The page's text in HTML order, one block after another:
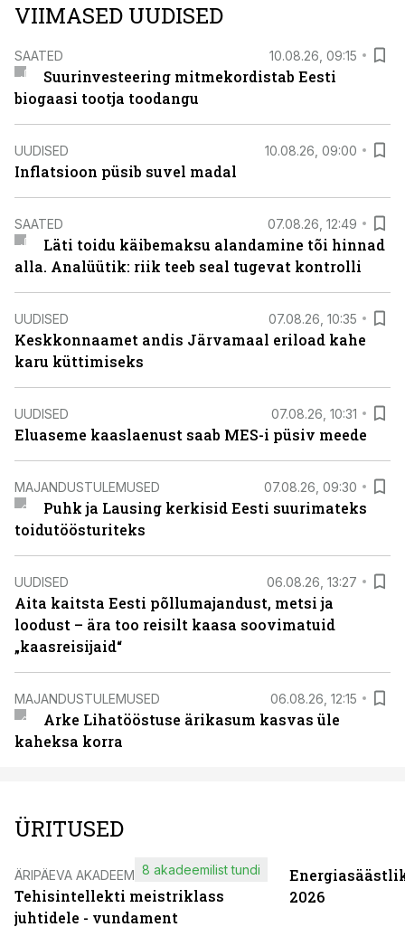
VIIMASED UUDISED
SAATED 10.08.26, 09:15
Suurinvesteering mitmekordistab Eesti
biogaasi tootja toodangu
UUDISED 10.08.26, 09:00
Inflatsioon püsib suvel madal
SAATED 07.08.26, 12:49
Läti toidu käibemaksu alandamine tõi hinnad
alla. Analüütik: riik teeb seal tugevat kontrolli
UUDISED 07.08.26, 10:35
Keskkonnaamet andis Järvamaal eriload kahe
karu küttimiseks
UUDISED 07.08.26, 10:31
Eluaseme kaaslaenust saab MES-i püsiv meede
MAJANDUSTULEMUSED 07.08.26, 09:30
Puhk ja Lausing kerkisid Eesti suurimateks
toidutöösturiteks
UUDISED 06.08.26, 13:27
Aita kaitsta Eesti põllumajandust, metsi ja
loodust – ära too reisilt kaasa soovimatuid
„kaasreisijaid“
MAJANDUSTULEMUSED 06.08.26, 12:15
Arke Lihatööstuse ärikasum kasvas üle
kaheksa korra
ÜRITUSED
ÄRIPÄEVA AKADEEMIA
Tehisintellekti meistriklass
juhtidele - vundament
8 akadeemilist tundi
2026